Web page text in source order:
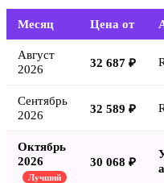
Месяц Цена от
Август
2026
32 687 ₽
Сентябрь
2026
32 589 ₽
Октябрь
2026
Лучший
30 068 ₽